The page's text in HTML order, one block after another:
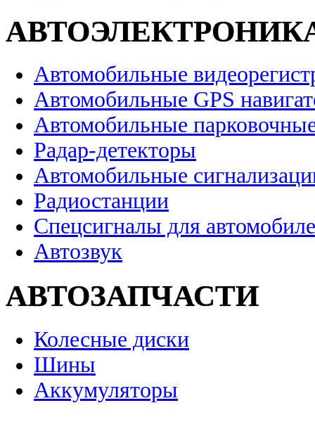
Автомобильные
Автомобильные GPS
Автомобильные
Радар-детекторы
Автомобильные
Радиостанции
Спецсигналы для
Автозвук
АВТОЗАПЧАСТИ
Колесные диски
Шины
Аккумуляторы